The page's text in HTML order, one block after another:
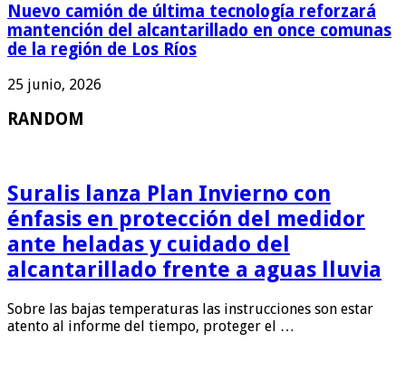
Nuevo camión de última tecnología reforzará
mantención del alcantarillado en once comunas
de la región de Los Ríos
25 junio, 2026
RANDOM
Suralis lanza Plan Invierno con
énfasis en protección del medidor
ante heladas y cuidado del
alcantarillado frente a aguas lluvia
Sobre las bajas temperaturas las instrucciones son estar
atento al informe del tiempo, proteger el …